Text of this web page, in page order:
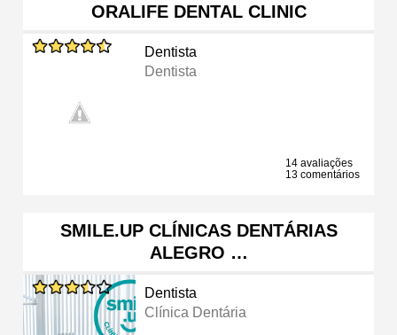
ORALIFE DENTAL CLINIC
Dentista
Dentista
14 avaliações
13 comentários
SMILE.UP CLÍNICAS DENTÁRIAS
ALEGRO …
Dentista
Clínica Dentária